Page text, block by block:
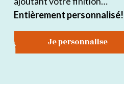
Entièrement personnalisé!
Je personnalise